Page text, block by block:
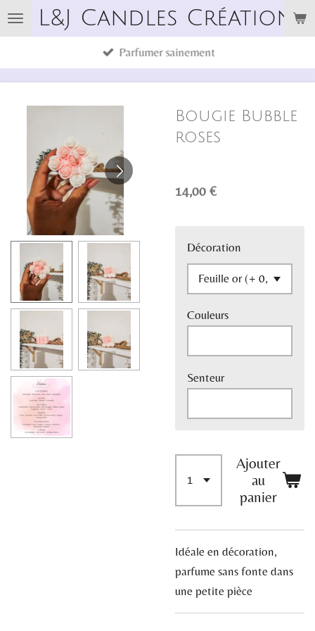
Passer
au
L&J Candles Créations
Parfumer sainement
Bougie Bubble
roses
14,00 €
Décoration
Couleurs
Senteur
Ajouter
au
panier
Idéale en décoration,
parfume sans fonte dans
une petite pièce